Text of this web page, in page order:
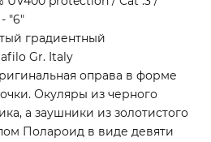
"6"
градиентный
Gr. Italy
оправа в форме
Окуляры из черного
а заушники из золотистого
Полароид в виде девяти